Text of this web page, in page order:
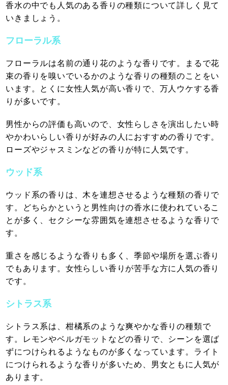
香水の中でも人気のある香りの種類について詳しく見て
いきましょう。
フローラル系
フローラルは名前の通り花のような香りです。まるで花
束の香りを嗅いでいるかのような香りの種類のことをい
います。とくに女性人気が高い香りで、万人ウケする香
りが多いです。
男性からの評価も高いので、女性らしさを演出したい時
やかわいらしい香りが好みの人におすすめの香りです。
ローズやジャスミンなどの香りが特に人気です。
ウッド系
ウッド系の香りは、木を連想させるような種類の香りで
す。どちらかというと男性向けの香水に使われているこ
とが多く、セクシーな雰囲気を連想させるような香りで
す。
重さを感じるような香りも多く、季節や場所を選ぶ香り
でもあります。女性らしい香りが苦手な方に人気の香り
です。
シトラス系
シトラス系は、柑橘系のような爽やかな香りの種類で
す。レモンやベルガモットなどの香りで、シーンを選ば
ずにつけられるようなものが多くなっています。ライト
につけられるような香りが多いため、男女ともに人気が
あります。